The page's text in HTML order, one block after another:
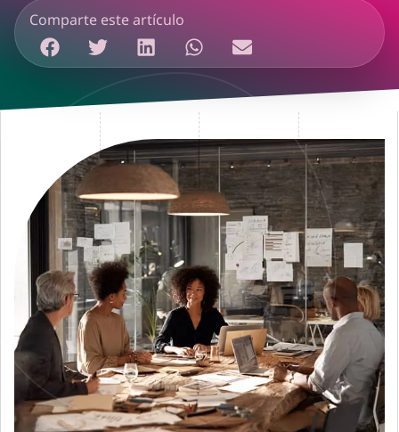
Comparte este artículo